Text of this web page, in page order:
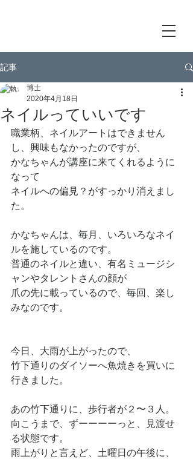
記事
ネイルっていいです
博士
2020年4月18日
職業柄、ネイルアートはできません
し、興味もなかったのですが、
かなちゃんが講座に来てくれるように
なって
ネイルへの偏見？がすっかり消えまし
た。
かなちゃんは、毎月、いろいろなネイ
ルを施しているのです。
普通のネイルと違い、有名ミュージシ
ャンやタレントさんの顔が
爪の先に載っているので、毎回、楽し
みなのです。
今日、大雨が上がったので、
竹下通りのダイソーへ魚焼きを買いに
行きました。
あの竹下通りに、歩行者が２〜３人。
向こうまで、ずーーーーっと、見渡せ
る状態です。
雨上がりと言えど、土曜日の午後に、